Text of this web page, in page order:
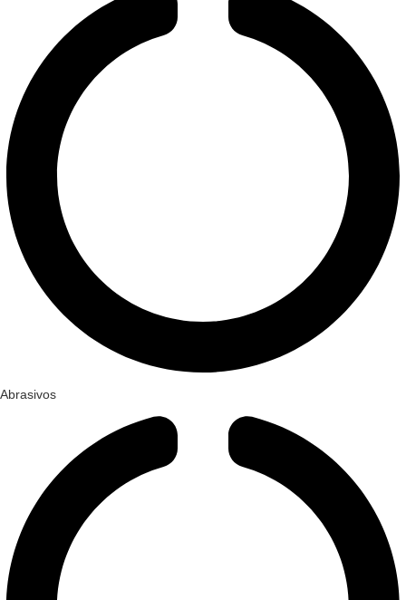
Abrasivos